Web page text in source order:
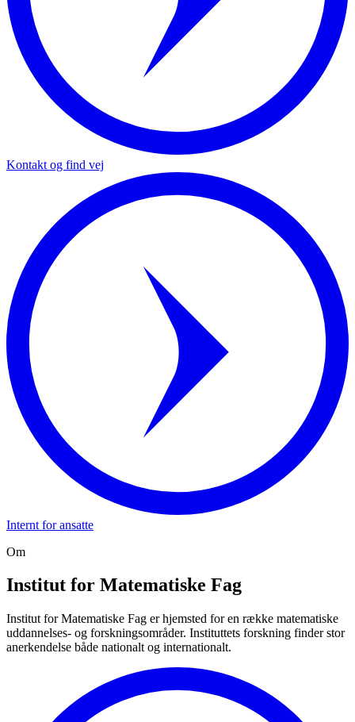
Kontakt og find vej
Internt for ansatte
Om
Institut for Matematiske Fag
Institut for Matematiske Fag er hjemsted for en række matematiske
uddannelses- og forskningsområder. Instituttets forskning finder stor
anerkendelse både nationalt og internationalt.